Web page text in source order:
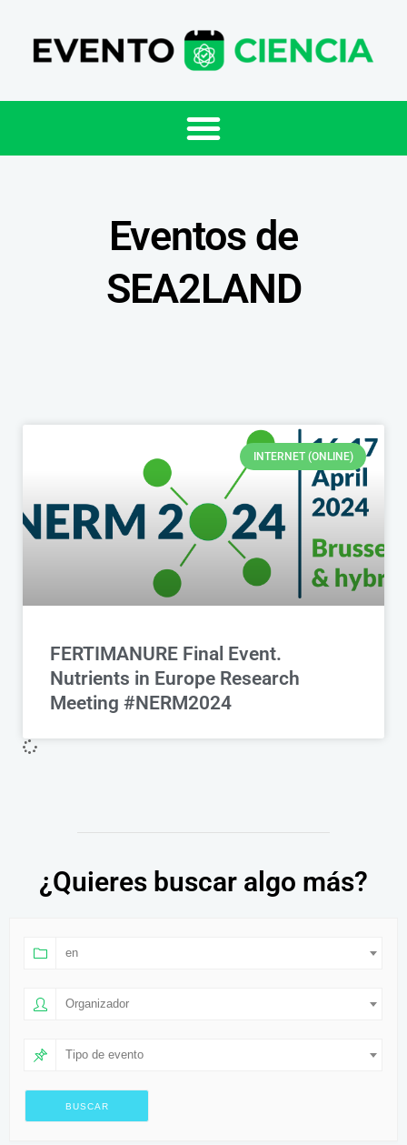
Eventos de
SEA2LAND
INTERNET (ONLINE)
FERTIMANURE Final Event.
Nutrients in Europe Research
Meeting #NERM2024
¿Quieres buscar algo más?
en
Organizador
Tipo de evento